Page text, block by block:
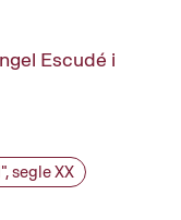
Escudé i
segle XX